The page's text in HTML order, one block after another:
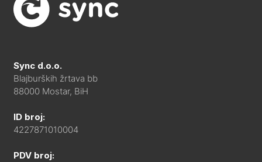
Sync d.o.o.
Blajburških žrtava bb
88000 Mostar, BiH
ID broj:
4227871010004
PDV broj: